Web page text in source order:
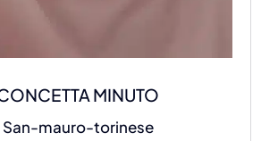
MINUTO
San-mauro-torinese